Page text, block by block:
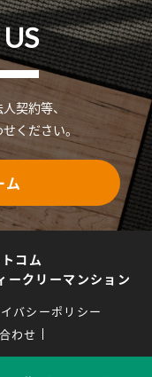
契約等、
ください。
ム
コム
ークリーマンション
バシーポリシー
わせ